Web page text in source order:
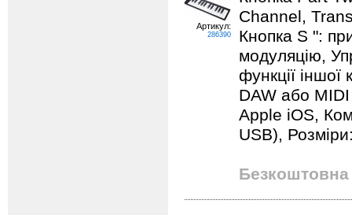
Артикул:
286390
Channel,
Кнопка S ":
модуляцію,
функції
DAW або
Apple iOS,
USB),
Безкоштовна